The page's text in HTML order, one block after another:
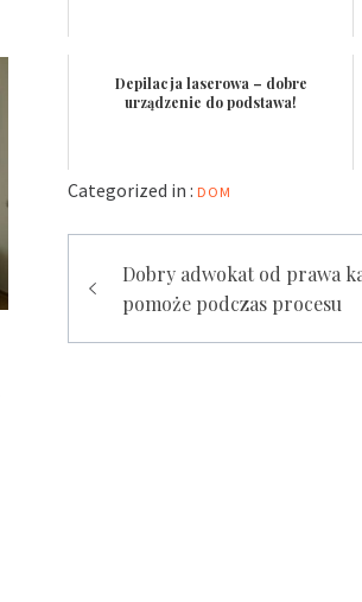
Depilacja laserowa – dobre
urządzenie do podstawa!
Categorized in : DOM
Nawigacja
wpisu
Dobry adwokat od prawa
pomoże podczas procesu